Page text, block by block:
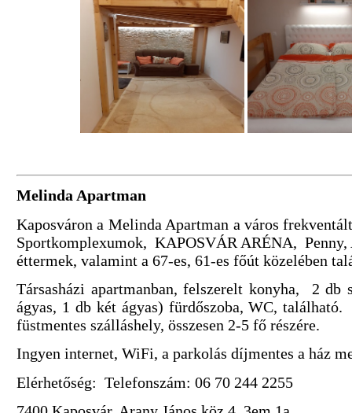
Melinda Apartman
Kaposváron a Melinda Apartman a város
Sportkomplexumok, KAPOSVÁR ARÉNA, Penny,
éttermek, valamint a 67-es, 61-es főút közelében
Társasházi apartmanban, felszerelt konyha, 2 db
ágyas, 1 db két ágyas) fürdőszoba, WC,
füstmentes szálláshely, összesen 2-5 fő részére.
Ingyen internet, WiFi, a parkolás díjmentes a ház
Elérhetőség: Telefonszám: 06 70 244 2255